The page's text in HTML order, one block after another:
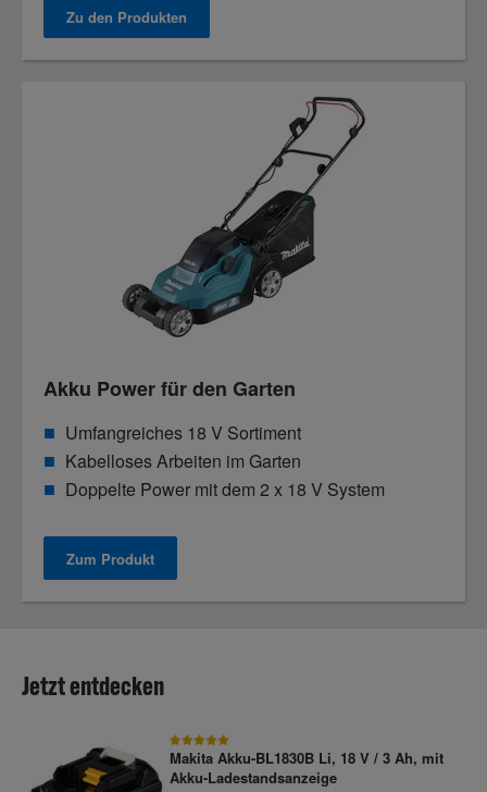
Zu den Produkten
Akku Power für den Garten
Umfangreiches 18 V Sortiment
Kabelloses Arbeiten im Garten
Doppelte Power mit dem 2 x 18 V System
Zum Produkt
Jetzt entdecken
Makita Akku-BL1830B Li, 18 V / 3 Ah, mit
Akku-Ladestandsanzeige